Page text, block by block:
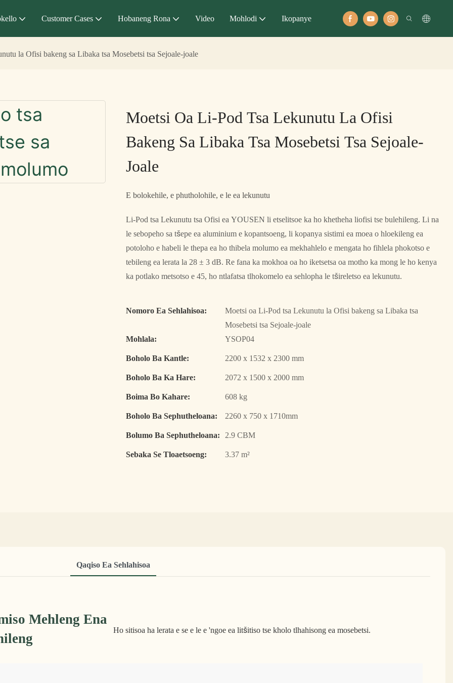
Customer Cases Hobaneng Rona Video Mohlodi Ikopanye
la Ofisi bakeng sa Libaka tsa Mosebetsi tsa Sejoale-joale
Moetsi Oa Li-Pod Tsa Lekunutu La Ofisi
Bakeng Sa Libaka Tsa Mosebetsi Tsa Sejoale-
Joale
E bolokehile, e phutholohile, e le ea lekunutu
Li-Pod tsa Lekunutu tsa Ofisi ea YOUSEN li etselitsoe ka ho khetheha liofisi tse bulehileng. Li na
le sebopeho sa tšepe ea aluminium e kopantsoeng, li kopanya sistimi ea moea o hloekileng ea
potoloho e habeli le thepa ea ho thibela molumo ea mekhahlelo e mengata ho fihlela phokotso e
tebileng ea lerata la 28 ± 3 dB. Re fana ka mokhoa oa ho iketsetsa oa motho ka mong le ho kenya
ka potlako metsotso e 45, ho ntlafatsa tlhokomelo ea sehlopha le tšireletso ea lekunutu.
Nomoro Ea Sehlahisoa:
Moetsi oa Li-Pod tsa Lekunutu la Ofisi bakeng sa Libaka tsa
Mosebetsi tsa Sejoale-joale
Mohlala:
YSOP04
Boholo Ba Kantle:
2200 x 1532 x 2300 mm
Boholo Ba Ka Hare:
2072 x 1500 x 2000 mm
Boima Bo Kahare:
608 kg
Boholo Ba Sephutheloana:
2260 x 750 x 1710mm
Bolumo Ba Sephutheloana: 2.9 CBM
Sebaka Se Tloaetsoeng:
3.37 m²
Qaqiso Ea Sehlahisoa
Mehleng Ena
Ho sitisoa ha lerata e se e le e 'ngoe ea litšitiso tse kholo tlhahisong ea mosebetsi.